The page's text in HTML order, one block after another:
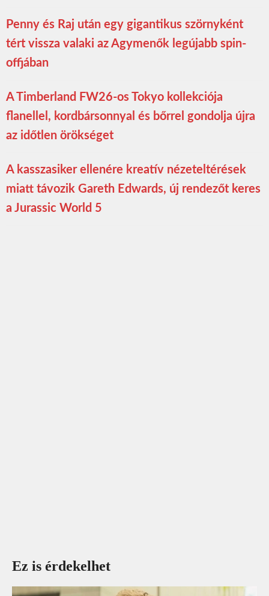
Penny és Raj után egy gigantikus szörnyként
tért vissza valaki az Agymenők legújabb spin-
offjában
A Timberland FW26-os Tokyo kollekciója
flanellel, kordbársonnyal és bőrrel gondolja újra
az időtlen örökséget
A kasszasiker ellenére kreatív nézeteltérések
miatt távozik Gareth Edwards, új rendezőt keres
a Jurassic World 5
Ez is érdekelhet